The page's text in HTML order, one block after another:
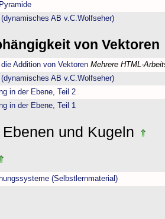
(dynamisches AB v.C.Wolfseher)
von Vektoren
Addition von Vektoren Mehrere HTML-
(dynamisches AB v.C.Wolfseher)
in der Ebene, Teil 2
in der Ebene, Teil 1
und Kugeln
(Selbstlernmaterial)